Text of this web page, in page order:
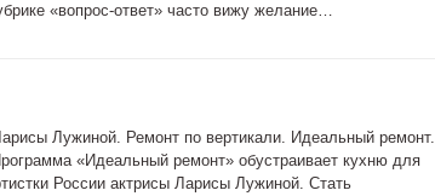
«вопрос-ответ» часто вижу желание…
Лужиной. Ремонт по вертикали. Идеальный ремонт.
«Идеальный ремонт» обустраивает кухню для
России актрисы Ларисы Лужиной. Стать